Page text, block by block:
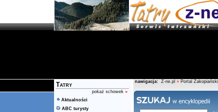
Tatry
pokaż schowek »
Aktualności
ABC turysty
nawigacja: Z-ne.pl » Portal Zakopiański